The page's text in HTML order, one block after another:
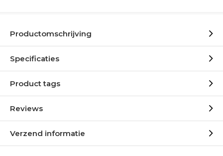
Productomschrijving
Specificaties
Product tags
Reviews
Verzend informatie